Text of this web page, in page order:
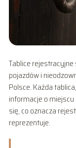
Tablice
pojazdów i
Polsce. Każda
informacje o
się, co oznacza
reprezentuje.